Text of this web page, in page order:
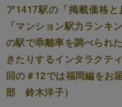
ア1417駅の「掲載価格
「マンション駅力ランキ
の駅で乖離率を調べられ
きたりするインタラクテ
回の＃12では福岡編をお
部 鈴木洋子）